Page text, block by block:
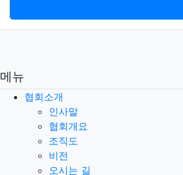
메뉴
협회소개
인사말
협회개요
조직도
비전
오시는 길